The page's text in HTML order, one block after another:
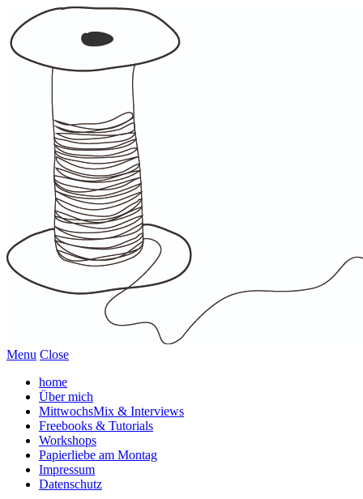
Menu Close
home
Über mich
MittwochsMix & Interviews
Freebooks & Tutorials
Workshops
Papierliebe am Montag
Impressum
Datenschutz